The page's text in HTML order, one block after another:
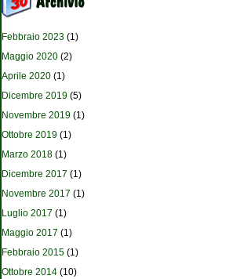
Febbraio 2023 (1)
Maggio 2020 (2)
Aprile 2020 (1)
Dicembre 2019 (5)
Novembre 2019 (1)
Ottobre 2019 (1)
Marzo 2018 (1)
Dicembre 2017 (1)
Novembre 2017 (1)
Luglio 2017 (1)
Maggio 2017 (1)
Febbraio 2015 (1)
Ottobre 2014 (10)